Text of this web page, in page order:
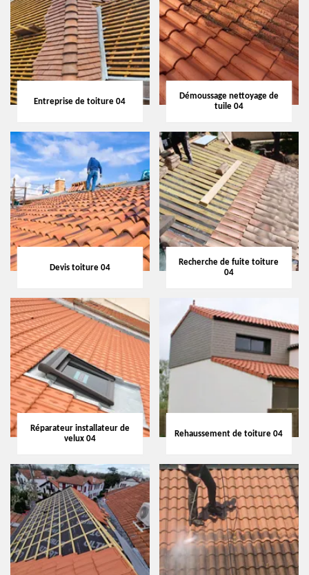
Entreprise de toiture 04
Démoussage nettoyage de
tuile 04
Devis toiture 04
Recherche de fuite toiture
04
Réparateur installateur de
velux 04
Rehaussement de toiture 04